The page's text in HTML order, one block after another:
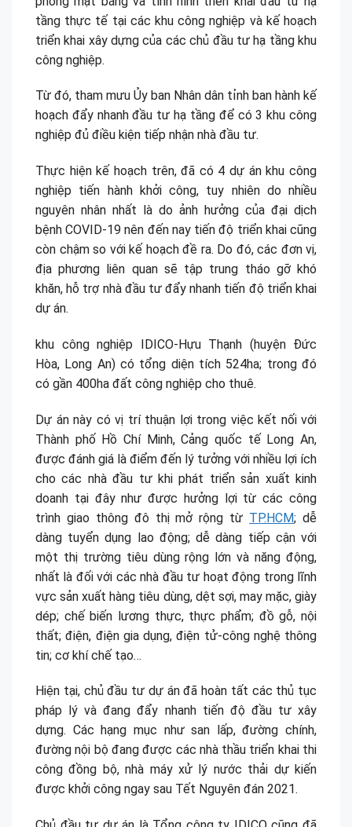
tầng thực tế tại các khu công nghiệp và kế hoạch
triển khai xây dựng của các chủ đầu tư hạ tầng khu
công nghiệp.
Từ đó, tham mưu Ủy ban Nhân dân tỉnh ban hành kế
hoạch đẩy nhanh đầu tư hạ tầng để có 3 khu công
nghiệp đủ điều kiện tiếp nhận nhà đầu tư.
Thực hiện kế hoạch trên, đã có 4 dự án khu công
nghiệp tiến hành khởi công, tuy nhiên do nhiều
nguyên nhân nhất là do ảnh hưởng của đại dịch
bệnh COVID-19 nên đến nay tiến độ triển khai cũng
còn chậm so với kế hoạch đề ra. Do đó, các đơn vị,
địa phương liên quan sẽ tập trung tháo gỡ khó
khăn, hỗ trợ nhà đầu tư đẩy nhanh tiến độ triển khai
dự án.
khu công nghiệp IDICO-Hựu Thạnh (huyện Đức
Hòa, Long An) có tổng diện tích 524ha; trong đó
có gần 400ha đất công nghiệp cho thuê.
Dự án này có vị trí thuận lợi trong việc kết nối với
Thành phố Hồ Chí Minh, Cảng quốc tế Long An,
được đánh giá là điểm đến lý tưởng với nhiều lợi ích
cho các nhà đầu tư khi phát triển sản xuất kinh
doanh tại đây như được hưởng lợi từ các công
trình giao thông đô thị mở rộng từ TP.HCM; dễ
dàng tuyển dụng lao động; dễ dàng tiếp cận với
một thị trường tiêu dùng rộng lớn và năng động,
nhất là đối với các nhà đầu tư hoạt động trong lĩnh
vực sản xuất hàng tiêu dùng, dệt sợi, may mặc, giày
dép; chế biến lương thực, thực phẩm; đồ gỗ, nội
thất; điện, điện gia dụng, điện tử-công nghệ thông
tin; cơ khí chế tạo…
Hiện tại, chủ đầu tư dự án đã hoàn tất các thủ tục
pháp lý và đang đẩy nhanh tiến độ đầu tư xây
dựng. Các hạng mục như san lấp, đường chính,
đường nội bộ đang được các nhà thầu triển khai thi
công đồng bộ, nhà máy xử lý nước thải dự kiến
được khởi công ngay sau Tết Nguyên đán 2021.